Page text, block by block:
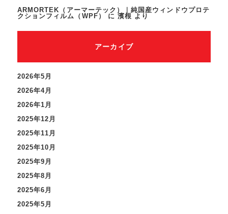
ARMORTEK（アーマーテック）｜純国産ウィンドウプロテ
クションフィルム（WPF）
に 濱根 より
アーカイブ
2026年5月
2026年4月
2026年1月
2025年12月
2025年11月
2025年10月
2025年9月
2025年8月
2025年6月
2025年5月